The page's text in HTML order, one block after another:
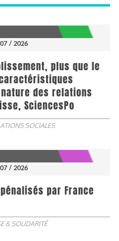
/ 2026
plus que le
des relations
SciencesPo
SOCIALES
/ 2026
par France
& SOLIDARITÉ